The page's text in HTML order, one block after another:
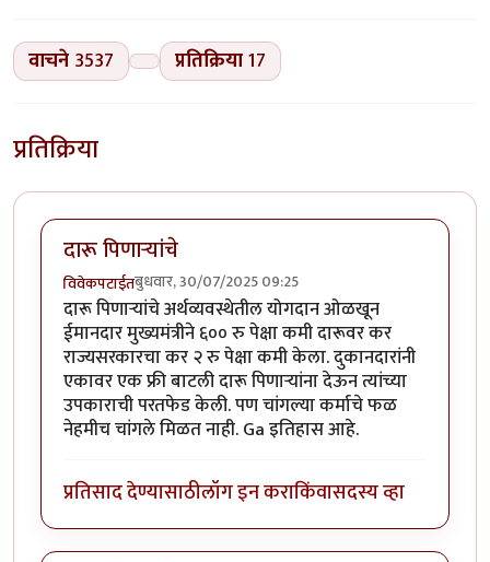
वाचने 3537 प्रतिक्रिया17
प्रतिक्रिया
दारू पिणाऱ्यांचे
विवेकपटाईतबुधवार, 30/07/2025 09:25
दारू पिणाऱ्यांचे अर्थव्यवस्थेतील योगदान ओळखून
ईमानदार मुख्यमंत्रीने ६०० रु पेक्षा कमी दारूवर कर
राज्यसरकारचा कर २ रु पेक्षा कमी केला. दुकानदारांनी
एकावर एक फ्री बाटली दारू पिणाऱ्यांना देऊन त्यांच्या
उपकाराची परतफेड केली. पण चांगल्या कर्माचे फळ
नेहमीच चांगले मिळत नाही. Ga इतिहास आहे.
प्रतिसाद देण्यासाठीलॉग इन कराकिंवासदस्य व्हा